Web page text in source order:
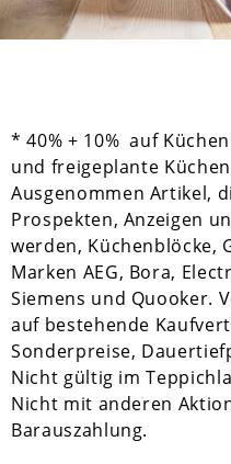
* 40% + 10% auf
und freigeplante
Ausgenommen Artikel,
Prospekten, Anzeigen
werden, Küchenblöcke,
Marken AEG, Bora,
Siemens und Quooker.
auf bestehende
Sonderpreise,
Nicht gültig im
Nicht mit anderen
Barauszahlung.